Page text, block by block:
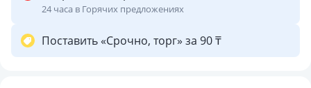
24 часа в Горячих предложениях
Поставить «Срочно, торг» за 90 ₸